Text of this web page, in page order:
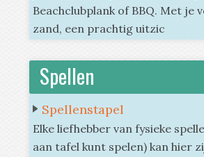
Beachclubplank of BBQ. Met je
zand, een prachtig uitzic
Spellen
Spellenstapel
Elke liefhebber van fysieke
aan tafel kunt spelen) kan hier